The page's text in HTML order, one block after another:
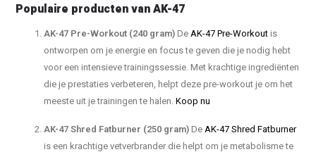
Populaire producten van AK-47
AK-47 Pre-Workout (240 gram) DeAK-47 Pre-Workout is
ontworpen om je energie en focus te geven die je nodig hebt
voor een intensieve trainingssessie. Met krachtige ingrediënten
die je prestaties verbeteren, helpt deze pre-workout je om het
meeste uit je trainingen te halen.Koop nu
AK-47 Shred Fatburner (250 gram) DeAK-47 Shred Fatburner
is een krachtige vetverbrander die helpt om je metabolisme te